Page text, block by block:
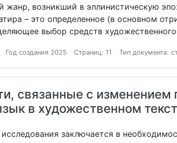
жанр, возникший в эллинистическую
– это определенное (в основном
выбор средств
Год создания 2025 Страниц: 11 Тип документа:
связанные с изменением
в художественном
заключается в